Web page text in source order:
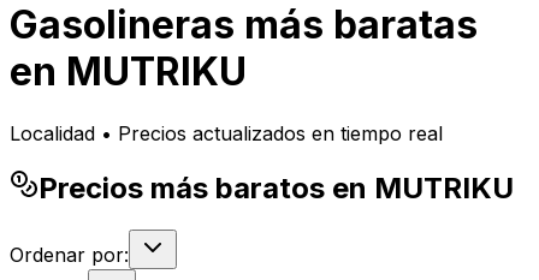
Gasolineras más baratas
en MUTRIKU
Localidad • Precios actualizados en tiempo real
Precios más baratos en MUTRIKU
Ordenar por: